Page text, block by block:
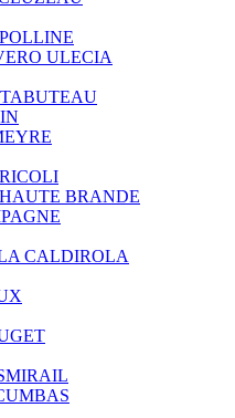
ULECIA
BRANDE
CALDIROLA